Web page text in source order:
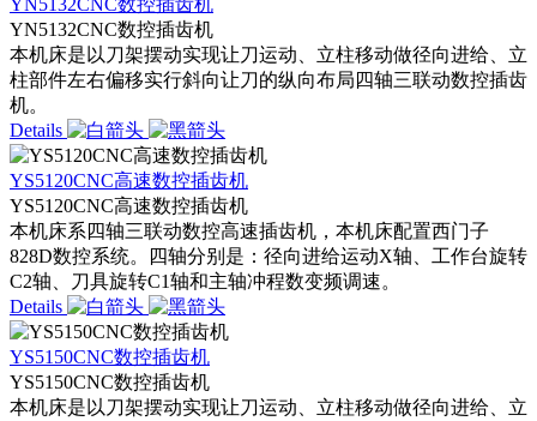
YN5132CNC数控插齿机
YN5132CNC数控插齿机
本机床是以刀架摆动实现让刀运动、立柱移动做径向进给、立
柱部件左右偏移实行斜向让刀的纵向布局四轴三联动数控插齿
机。
Details
YS5120CNC高速数控插齿机
YS5120CNC高速数控插齿机
本机床系四轴三联动数控高速插齿机，本机床配置西门子
828D数控系统。四轴分别是：径向进给运动X轴、工作台旋转
C2轴、刀具旋转C1轴和主轴冲程数变频调速。
Details
YS5150CNC数控插齿机
YS5150CNC数控插齿机
本机床是以刀架摆动实现让刀运动、立柱移动做径向进给、立